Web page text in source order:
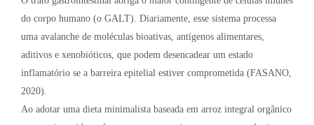
do corpo humano (o GALT). Diariamente, esse sistema processa
uma avalanche de moléculas bioativas, antígenos alimentares,
aditivos e xenobióticos, que podem desencadear um estado
inflamatório se a barreira epitelial estiver comprometida (FASANO,
2020).
Ao adotar uma dieta minimalista baseada em arroz integral orgânico